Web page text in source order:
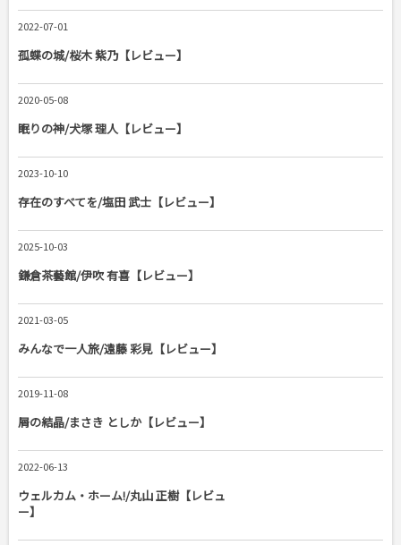
2022-07-01
孤蝶の城/桜木 紫乃【レビュー】
2020-05-08
眠りの神/犬塚 理人【レビュー】
2023-10-10
存在のすべてを/塩田 武士【レビュー】
2025-10-03
鎌倉茶藝館/伊吹 有喜【レビュー】
2021-03-05
みんなで一人旅/遠藤 彩見【レビュー】
2019-11-08
屑の結晶/まさき としか【レビュー】
2022-06-13
ウェルカム・ホーム!/丸山 正樹【レビュ
ー】